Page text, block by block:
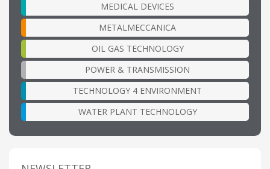
MEDICAL DEVICES
METALMECCANICA
OIL GAS TECHNOLOGY
POWER & TRANSMISSION
TECHNOLOGY 4 ENVIRONMENT
WATER PLANT TECHNOLOGY